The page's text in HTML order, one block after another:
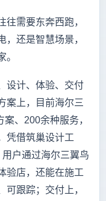
往需要东奔西跑，
，还是智慧场景，
。
设计、体验、交付
案上，目前海尔三
、200余种服务，
凭借筑巢设计工
户通过海尔三翼鸟
验店，还能在施工
跟踪；交付上，